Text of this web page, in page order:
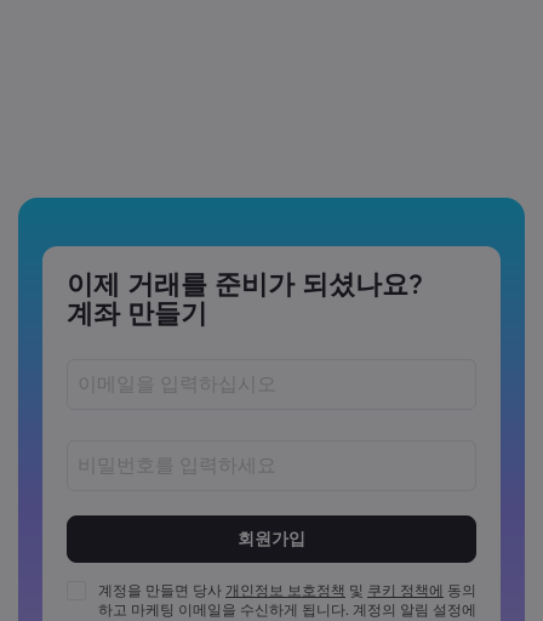
이제 거래를 준비가 되셨나요?
계좌 만들기
비밀번호는 최소 1개의 대문자를 포함해야 합니다
비밀번호는 최소 1개의 소문자를 포함해야 합니다
계정을 만들면 당사 개인정보 보호정책 및 쿠키 정책에 동의
하고 마케팅 이메일을 수신하게 됩니다. 계정의 알림 설정에